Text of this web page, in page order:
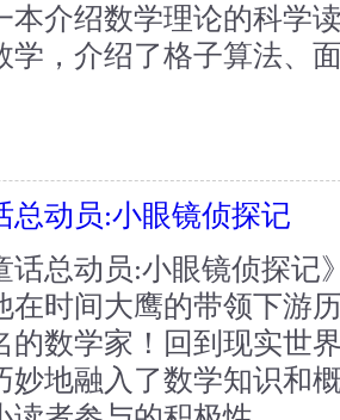
本介绍数学理论的科学
学，介绍了格子算法、
总动员:小眼镜侦探记
话总动员:小眼镜侦探
在时间大鹰的带领下游
的数学家！回到现实世
地融入了数学知识和